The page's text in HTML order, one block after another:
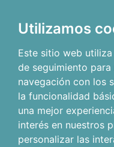
Utilizamos
Este sitio web
de seguimiento
navegación con los
la funcionalidad
una mejor
interés en nuestros
personalizar las